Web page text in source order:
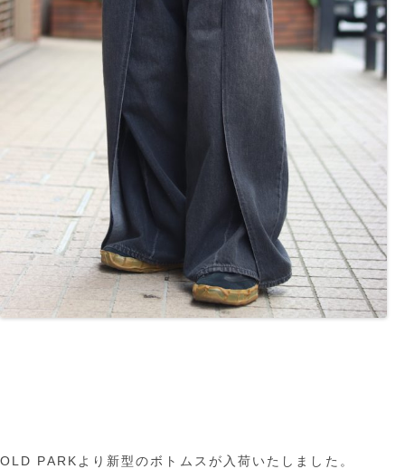
OLD PARKより新型のボトムスが入荷いたしました。